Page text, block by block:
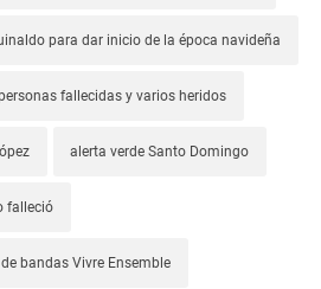
para dar inicio de la época navideña
fallecidas y varios heridos
alerta verde Santo Domingo
falleció
bandas Vivre Ensemble